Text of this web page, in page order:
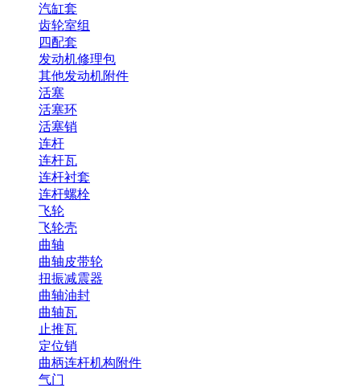
汽缸套
齿轮室组
四配套
发动机修理包
其他发动机附件
活塞
活塞环
活塞销
连杆
连杆瓦
连杆衬套
连杆螺栓
飞轮
飞轮壳
曲轴
曲轴皮带轮
扭振减震器
曲轴油封
曲轴瓦
止推瓦
定位销
曲柄连杆机构附件
气门